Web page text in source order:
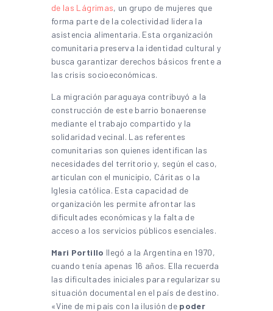
de las Lágrimas, un grupo de mujeres que
forma parte de la colectividad lidera la
asistencia alimentaria. Esta organización
comunitaria preserva la identidad cultural y
busca garantizar derechos básicos frente a
las crisis socioeconómicas.
La migración paraguaya contribuyó a la
construcción de este barrio bonaerense
mediante el trabajo compartido y la
solidaridad vecinal. Las referentes
comunitarias son quienes identifican las
necesidades del territorio y, según el caso,
articulan con el municipio, Cáritas o la
Iglesia católica. Esta capacidad de
organización les permite afrontar las
dificultades económicas y la falta de
acceso a los servicios públicos esenciales.
Mari Portillo llegó a la Argentina en 1970,
cuando tenía apenas 16 años. Ella recuerda
las dificultades iniciales para regularizar su
situación documental en el país de destino.
«Vine de mi país con la ilusión de poder